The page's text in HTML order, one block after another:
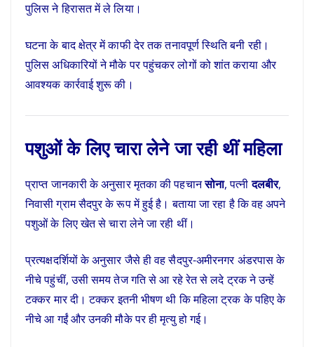
पुलिस ने हिरासत में ले लिया।
घटना के बाद क्षेत्र में काफी देर तक तनावपूर्ण स्थिति बनी रही।
पुलिस अधिकारियों ने मौके पर पहुंचकर लोगों को शांत कराया और
आवश्यक कार्रवाई शुरू की।
पशुओं के लिए चारा लेने जा रही थीं महिला
प्राप्त जानकारी के अनुसार मृतका की पहचानसोना, पत्नीदलबीर,
निवासी ग्राम सैदपुर के रूप में हुई है। बताया जा रहा है कि वह अपने
पशुओं के लिए खेत से चारा लेने जा रही थीं।
प्रत्यक्षदर्शियों के अनुसार जैसे ही वह सैदपुर-अमीरनगर अंडरपास के
नीचे पहुंचीं, उसी समय तेज गति से आ रहे रेत से लदे ट्रक ने उन्हें
टक्कर मार दी। टक्कर इतनी भीषण थी कि महिला ट्रक के पहिए के
नीचे आ गईं और उनकी मौके पर ही मृत्यु हो गई।